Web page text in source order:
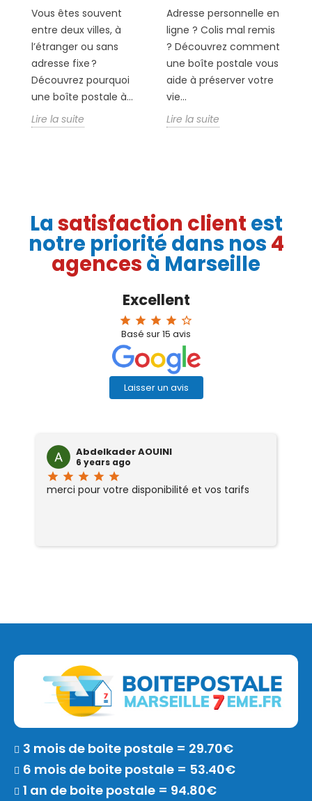
Vous êtes souvent
entre deux villes, à
l’étranger ou sans
adresse fixe ?
Découvrez pourquoi
une boîte postale à...
Lire la suite
Adresse personnelle en
ligne ? Colis mal remis
? Découvrez comment
une boîte postale vous
aide à préserver votre
vie...
Lire la suite
La satisfaction client est
notre priorité dans nos 4
agences à Marseille
Excellent
star star star star star_border
Basé sur15 avis
Laisser un avis
Abdelkader AOUINI
6 years ago
star star star star star
merci pour votre disponibilité et vos tarifs
3 mois de boite postale = 29.70€
6 mois de boite postale = 53.40€
1 an de boite postale = 94.80€